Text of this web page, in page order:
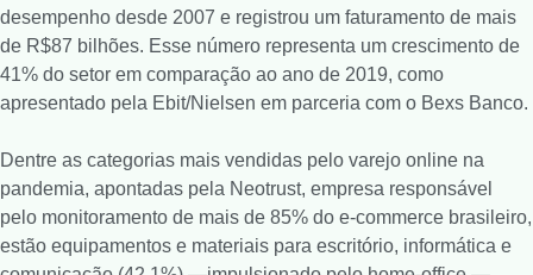
desempenho desde 2007 e registrou um faturamento de mais
de R$87 bilhões. Esse número representa um crescimento de
41% do setor em comparação ao ano de 2019, como
apresentado pela Ebit/Nielsen em parceria com o Bexs Banco.
Dentre as categorias mais vendidas pelo varejo online na
pandemia, apontadas pela Neotrust, empresa responsável
pelo monitoramento de mais de 85% do e-commerce brasileiro,
estão equipamentos e materiais para escritório, informática e